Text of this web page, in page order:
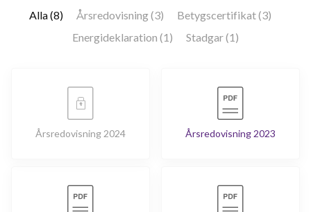
Alla (8)
Årsredovisning (3)
Betygscertifikat (3)
Energideklaration (1)
Stadgar (1)
Årsredovisning 2024 Årsredovisning 2023